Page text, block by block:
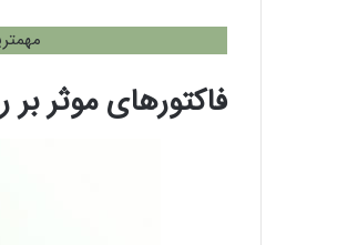
فاکتورهای موثر